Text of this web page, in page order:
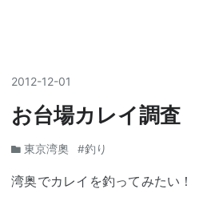
2012-12-01
お台場カレイ調査
東京湾奧 #釣り
湾奥でカレイを釣ってみたい！